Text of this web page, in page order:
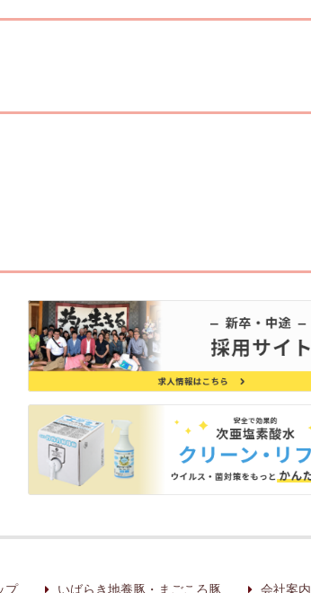
プ いばらき地養豚・まごころ豚 会社案内